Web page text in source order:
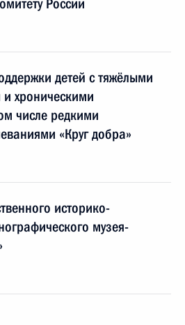
России
детей с тяжёлыми
хроническими
числе редкими
«Круг добра»
историко-
музея-